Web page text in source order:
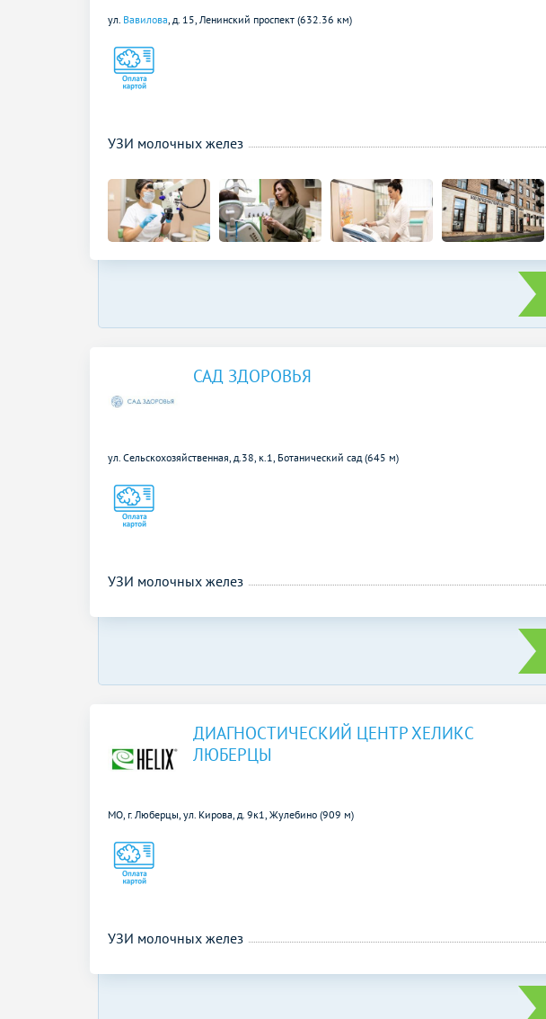
ул. Вавилова , д. 15, Ленинский проспект (632.36 км)
УЗИ молочных желез
САД ЗДОРОВЬЯ
ул. Сельскохозяйственная, д.38, к.1, Ботанический сад (645 м)
УЗИ молочных желез
ДИАГНОСТИЧЕСКИЙ ЦЕНТР ХЕЛИКС
ЛЮБЕРЦЫ
МО, г. Люберцы, ул. Кирова, д. 9к1, Жулебино (909 м)
УЗИ молочных желез